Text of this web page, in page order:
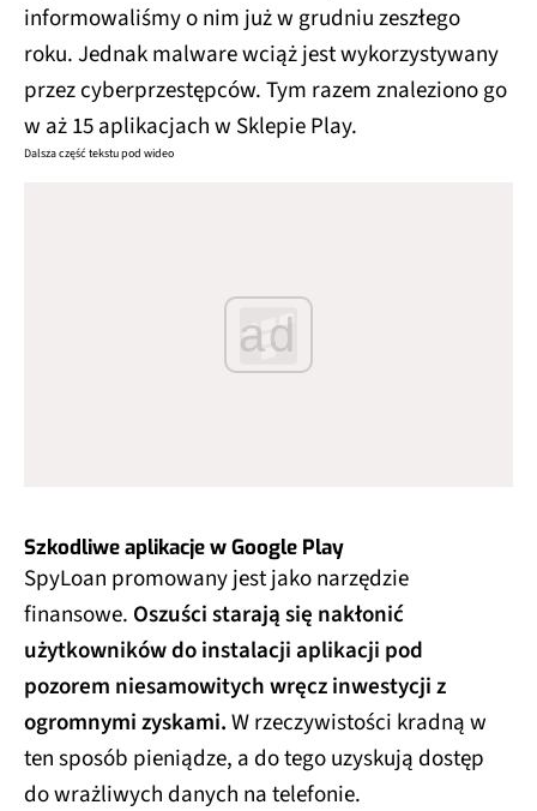
informowaliśmy o nim już w grudniu zeszłego
roku. Jednak malware wciąż jest wykorzystywany
przez cyberprzestępców. Tym razem znaleziono go
w aż 15 aplikacjach w Sklepie Play.
Dalsza część tekstu pod wideo
ad
Szkodliwe aplikacje w Google Play
SpyLoan promowany jest jako narzędzie
finansowe. Oszuści starają się nakłonić
użytkowników do instalacji aplikacji pod
pozorem niesamowitych wręcz inwestycji z
ogromnymi zyskami.W rzeczywistości kradną w
ten sposób pieniądze, a do tego uzyskują dostęp
do wrażliwych danych na telefonie.